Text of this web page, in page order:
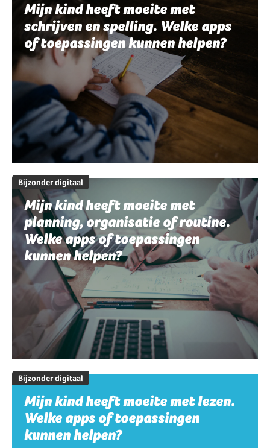
Mijn kind heeft moeite met
schrijven en spelling. Welke apps
of toepassingen kunnen helpen?
Bijzonder digitaal
Mijn kind heeft moeite met
planning, organisatie of routine.
Welke apps of toepassingen
kunnen helpen?
Bijzonder digitaal
Mijn kind heeft moeite met lezen.
Welke apps of toepassingen
kunnen helpen?